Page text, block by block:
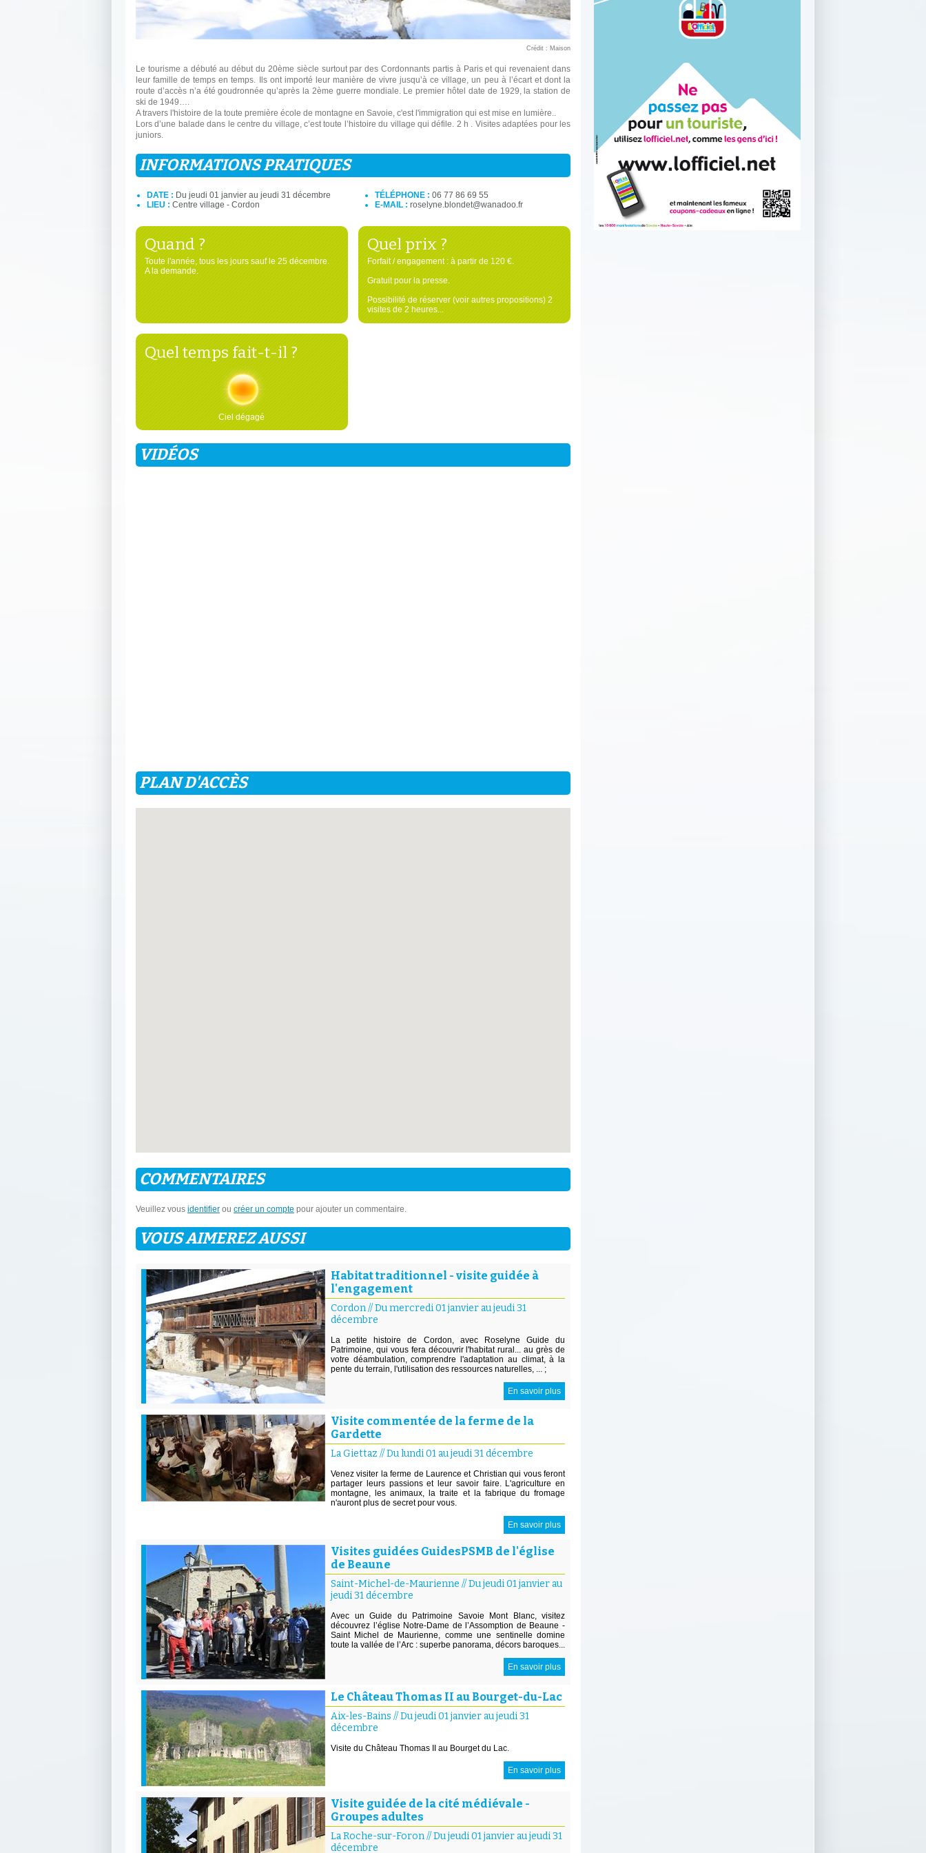
Crédit : Maison
Le tourisme a débuté au début du 20ème siècle surtout par des Cordonnants partis à Paris et qui revenaient dans
leur famille de temps en temps. Ils ont importé leur manière de vivre jusqu’à ce village, un peu à l’écart et dont la
route d’accès n’a été goudronnée qu’après la 2ème guerre mondiale. Le premier hôtel date de 1929, la station de
ski de 1949….
A travers l'histoire de la toute première école de montagne en Savoie, c'est l'immigration qui est mise en lumière..
Lors d’une balade dans le centre du village, c’est toute l’histoire du village qui défile. 2 h . Visites adaptées pour les
juniors.
INFORMATIONS PRATIQUES
DATE : Du jeudi 01 janvier au jeudi 31 décembre
LIEU : Centre village - Cordon
TÉLÉPHONE : 06 77 86 69 55
E-MAIL : roselyne.blondet@wanadoo.fr
Quand ?
Toute l'année, tous les jours sauf le 25 décembre.
A la demande.
Quel prix ?
Forfait / engagement : à partir de 120 €.
Gratuit pour la presse.
Possibilité de réserver (voir autres propositions) 2
visites de 2 heures...
Quel temps fait-t-il ?
Ciel dégagé
VIDÉOS
PLAN D'ACCÈS
COMMENTAIRES
Veuillez vous identifier ou créer un compte pour ajouter un commentaire.
VOUS AIMEREZ AUSSI
Habitat traditionnel - visite guidée à
l'engagement
Cordon//Du mercredi 01 janvier au jeudi 31
décembre
La petite histoire de Cordon, avec Roselyne Guide du
Patrimoine, qui vous fera découvrir l'habitat rural... au grès de
votre déambulation, comprendre l'adaptation au climat, à la
pente du terrain, l'utilisation des ressources naturelles, ... ;
En savoir plus
Visite commentée de la ferme de la
Gardette
La Giettaz //Du lundi 01 au jeudi 31 décembre
Venez visiter la ferme de Laurence et Christian qui vous feront
partager leurs passions et leur savoir faire. L'agriculture en
montagne, les animaux, la traite et la fabrique du fromage
n'auront plus de secret pour vous.
En savoir plus
Visites guidées GuidesPSMB de l'église
de Beaune
Saint-Michel-de-Maurienne //Du jeudi 01 janvier au
jeudi 31 décembre
Avec un Guide du Patrimoine Savoie Mont Blanc, visitez
découvrez l’église Notre-Dame de l’Assomption de Beaune -
Saint Michel de Maurienne, comme une sentinelle domine
toute la vallée de l’Arc : superbe panorama, décors baroques...
En savoir plus
Le Château Thomas II au Bourget-du-Lac
Aix-les-Bains //Du jeudi 01 janvier au jeudi 31
décembre
Visite du Château Thomas II au Bourget du Lac.
En savoir plus
Visite guidée de la cité médiévale -
Groupes adultes
La Roche-sur-Foron//Du jeudi 01 janvier au jeudi 31
décembre